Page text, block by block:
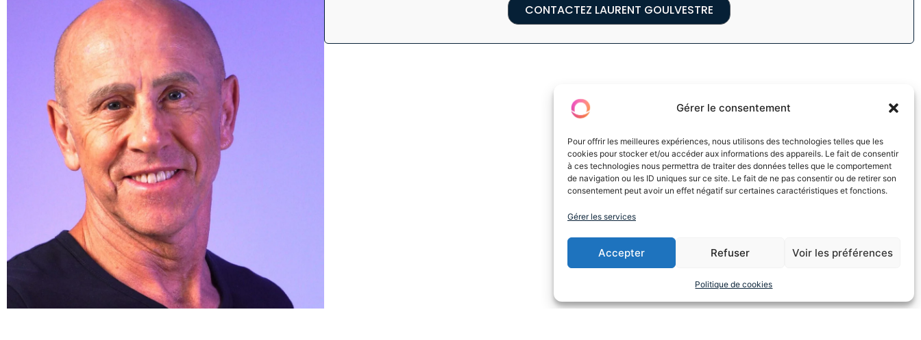
Gérer le consentement
Pour offrir les meilleures expériences, nous utilisons des technologies telles que les
cookies pour stocker et/ou accéder aux informations des appareils. Le fait de consentir
à ces technologies nous permettra de traiter des données telles que le comportement
de navigation ou les ID uniques sur ce site. Le fait de ne pas consentir ou de retirer son
consentement peut avoir un effet négatif sur certaines caractéristiques et fonctions.
Gérer les services
Accepter Refuser Voir les préférences
Politique de cookies
CONTACTEZ LAURENT GOULVESTRE